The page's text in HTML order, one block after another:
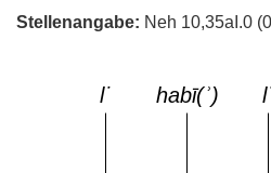
Stellenangabe: Neh 10,35aI.0